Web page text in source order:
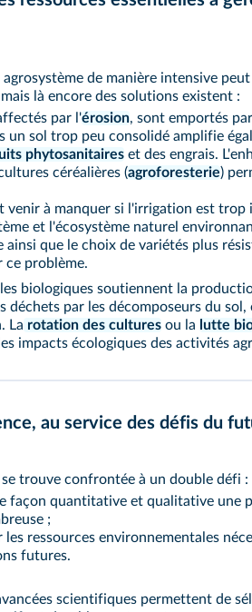
de manière intensive
là encore des solutions existent :
par l'érosion, sont emportés
un sol trop peu consolidé amplifie
phytosanitaires et des engrais.
céréalières (agroforesterie)
venir à manquer si l'irrigation est
et l'écosystème naturel
ainsi que le choix de variétés plus
ce problème.
biologiques soutiennent la
déchets par les décomposeurs du
La rotation des cultures ou la lutte
impacts écologiques des activités
au service des défis du
se trouve confrontée à un double défi :
façon quantitative et qualitative une
;
les ressources environnementales
futures.
scientifiques permettent de